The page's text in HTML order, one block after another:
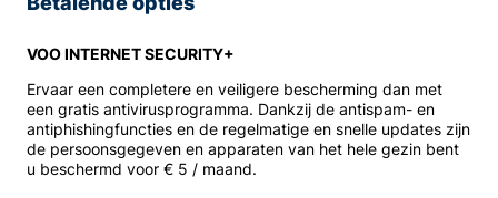
VOO INTERNET SECURITY+
Ervaar een completere en veiligere bescherming dan met
een gratis antivirusprogramma. Dankzij de antispam- en
antiphishingfuncties en de regelmatige en snelle updates zijn
de persoonsgegeven en apparaten van het hele gezin bent
u beschermd voor € 5 / maand.